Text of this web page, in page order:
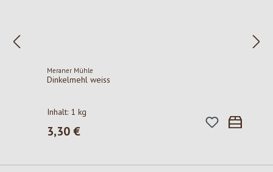
Meraner Mühle
Dinkelmehl weiss
Inhalt: 1 kg
Regulärer Preis:
3,30 €